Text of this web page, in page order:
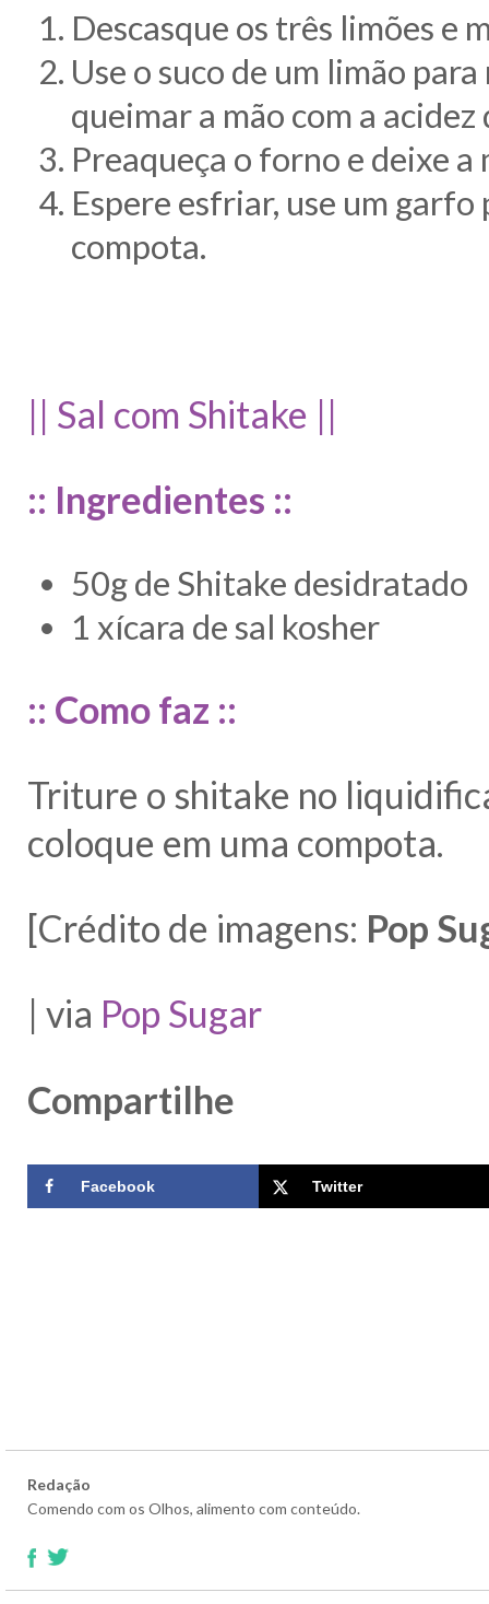
Descasque os três limões e
Use o suco de um limão
queimar a mão com a acidez
Preaqueça o forno e deixe
Espere esfriar, use um
compota.
|| Sal com Shitake ||
:: Ingredientes ::
50g de Shitake desidratado
1 xícara de sal kosher
:: Como faz ::
Triture o shitake no
coloque em uma compota.
[Crédito de imagens: Pop
| via Pop Sugar
Compartilhe
Facebook Twitter
Redação
Comendo com os Olhos, alimento com conteúdo.